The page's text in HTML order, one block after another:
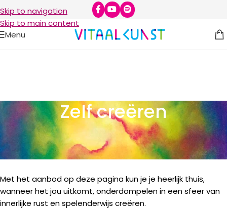
Skip to navigation
Skip to main content
Menu
Zelf creëren
Met het aanbod op deze pagina kun je je heerlijk thuis,
wanneer het jou uitkomt, onderdompelen in een sfeer van
innerlijke rust en spelenderwijs creëren.